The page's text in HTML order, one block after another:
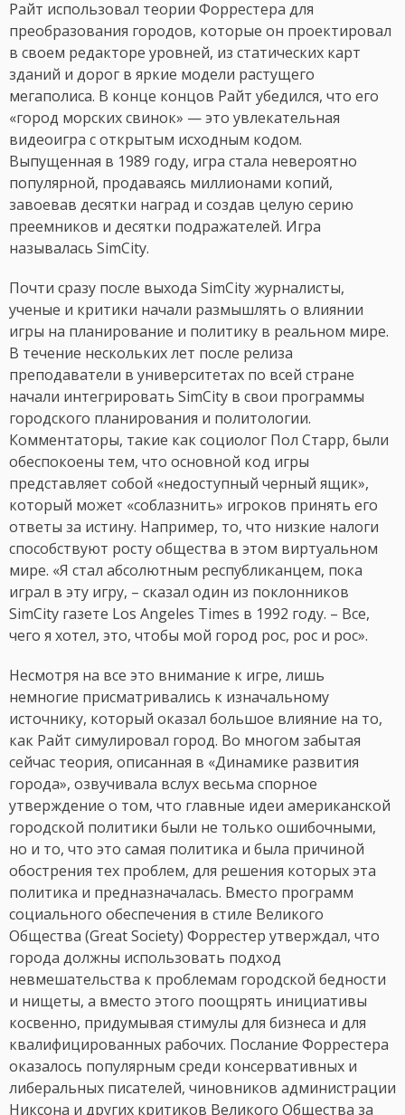
Райт использовал теории Форрестера для
преобразования городов, которые он проектировал
в своем редакторе уровней, из статических карт
зданий и дорог в яркие модели растущего
мегаполиса. В конце концов Райт убедился, что его
«город морских свинок» — это увлекательная
видеоигра с открытым исходным кодом.
Выпущенная в 1989 году, игра стала невероятно
популярной, продаваясь миллионами копий,
завоевав десятки наград и создав целую серию
преемников и десятки подражателей. Игра
называлась SimCity.
Почти сразу после выхода SimCity журналисты,
ученые и критики начали размышлять о влиянии
игры на планирование и политику в реальном мире.
В течение нескольких лет после релиза
преподаватели в университетах по всей стране
начали интегрировать SimCity в свои программы
городского планирования и политологии.
Комментаторы, такие как социолог Пол Старр, были
обеспокоены тем, что основной код игры
представляет собой «недоступный черный ящик»,
который может «соблазнить» игроков принять его
ответы за истину. Например, то, что низкие налоги
способствуют росту общества в этом виртуальном
мире. «Я стал абсолютным республиканцем, пока
играл в эту игру, – сказал один из поклонников
SimCity газете Los Angeles Times в 1992 году. – Все,
чего я хотел, это, чтобы мой город рос, рос и рос».
Несмотря на все это внимание к игре, лишь
немногие присматривались к изначальному
источнику, который оказал большое влияние на то,
как Райт симулировал город. Во многом забытая
сейчас теория, описанная в «Динамике развития
города», озвучивала вслух весьма спорное
утверждение о том, что главные идеи американской
городской политики были не только ошибочными,
но и то, что это самая политика и была причиной
обострения тех проблем, для решения которых эта
политика и предназначалась. Вместо программ
социального обеспечения в стиле Великого
Общества (Great Society) Форрестер утверждал, что
города должны использовать подход
невмешательства к проблемам городской бедности
и нищеты, а вместо этого поощрять инициативы
косвенно, придумывая стимулы для бизнеса и для
квалифицированных рабочих. Послание Форрестера
оказалось популярным среди консервативных и
либеральных писателей, чиновников администрации
Никсона и других критиков Великого Общества за